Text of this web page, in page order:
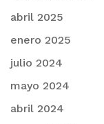
abril 2025
enero 2025
julio 2024
mayo 2024
abril 2024